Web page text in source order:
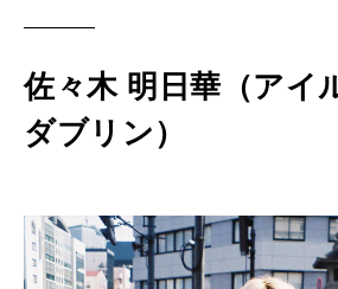
佐々木 明日華（アイ
ダブリン）